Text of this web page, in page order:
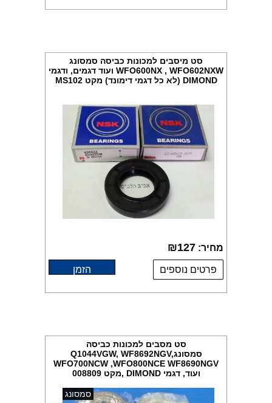
סט מיסבים למכונות כביסה סמסונג
WFO600NX , WFO602NXW ועוד דגמים, ודגמי
DIMOND (לא כל דגמי דימונד) מקט MS102
מחיר: ₪127
פרטים נוספים הזמן
סט מסבים למכונות כביסה
סמסונגQ1044VGW, WF8692NGV,
WFO700NCW ,WFO800NCE WF8690NGV
ועוד, דגמי DIMOND ,מקט 008809
סמסונג